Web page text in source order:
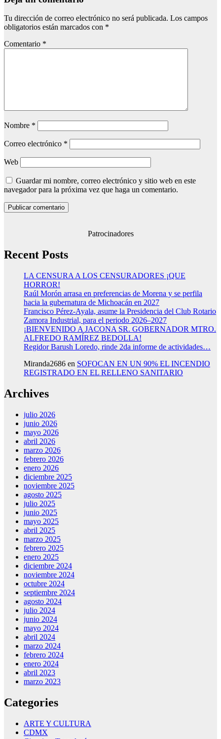
Tu dirección de correo electrónico no será publicada. Los campos
obligatorios están marcados con *
Comentario *
Nombre *
Correo electrónico *
Web
Guardar mi nombre, correo electrónico y sitio web en este
navegador para la próxima vez que haga un comentario.
Patrocinadores
Recent Posts
LA CENSURA A LOS CENSURADORES ¡QUE
HORROR!
Raúl Morón arrasa en preferencias de Morena y se perfila
hacia la gubernatura de Michoacán en 2027
Francisco Pérez-Ayala, asume la Presidencia del Club Rotario
Zamora Industrial, para el periodo 2026–2027
¡BIENVENIDO A JACONA SR. GOBERNADOR MTRO.
ALFREDO RAMÍREZ BEDOLLA!
Regidor Barush Loredo, rinde 2da informe de actividades…
Miranda2686 en SOFOCAN EN UN 90% EL INCENDIO
REGISTRADO EN EL RELLENO SANITARIO
Archives
julio 2026
junio 2026
mayo 2026
abril 2026
marzo 2026
febrero 2026
enero 2026
diciembre 2025
noviembre 2025
agosto 2025
julio 2025
junio 2025
mayo 2025
abril 2025
marzo 2025
febrero 2025
enero 2025
diciembre 2024
noviembre 2024
octubre 2024
septiembre 2024
agosto 2024
julio 2024
junio 2024
mayo 2024
abril 2024
marzo 2024
febrero 2024
enero 2024
abril 2023
marzo 2023
Categories
ARTE Y CULTURA
CDMX